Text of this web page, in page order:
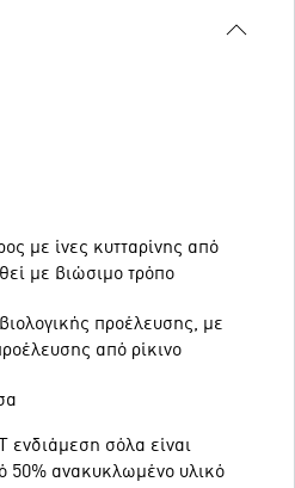
με ίνες κυτταρίνης από
με βιώσιμο τρόπο
προέλευσης, με
από ρίκινο
ενδιάμεση σόλα είναι
50% ανακυκλωμένο υλικό